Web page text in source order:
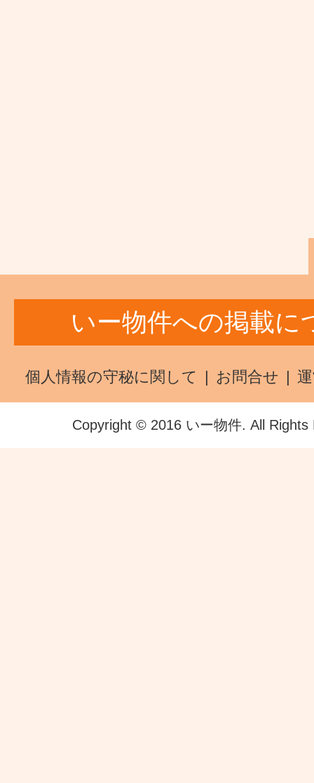
いー物件への掲載に
個人情報の守秘に関して お問合せ
Copyright © 2016 いー物件. All Rights